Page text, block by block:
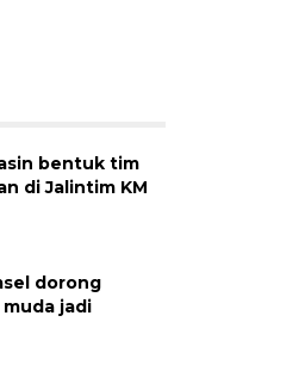
bentuk tim
di Jalintim KM
dorong
jadi